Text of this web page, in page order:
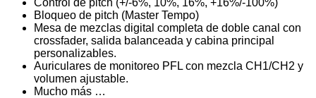
Bloqueo de pitch (Master Tempo)
Mesa de mezclas digital completa de doble canal con
crossfader, salida balanceada y cabina principal
personalizables.
Auriculares de monitoreo PFL con mezcla CH1/CH2 y
volumen ajustable.
Mucho más …